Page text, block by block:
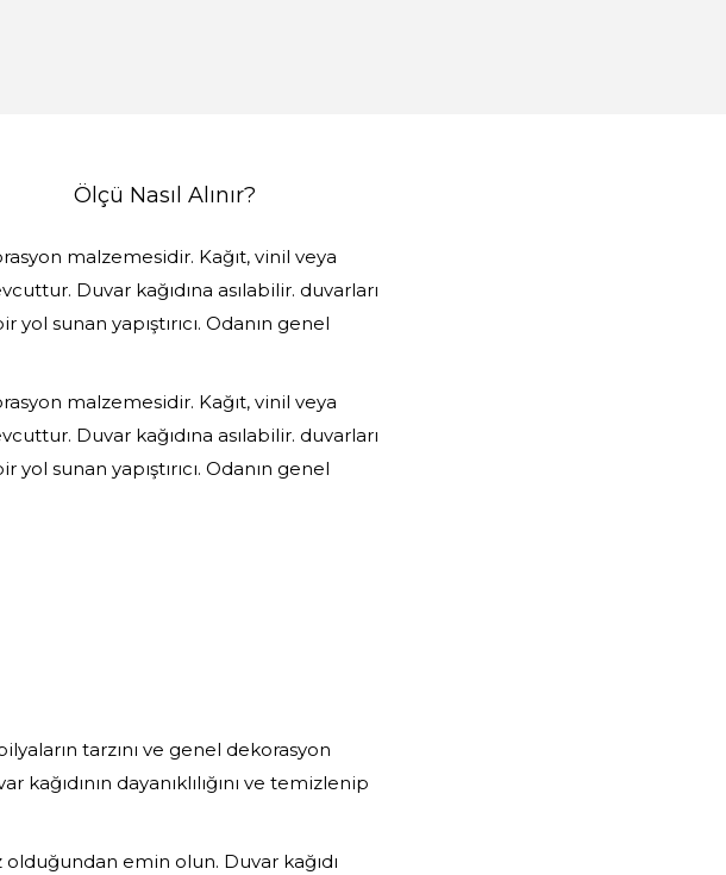
Ölçü Nasıl Alınır?
malzemesidir. Kağıt, vinil veya
Duvar kağıdına asılabilir. duvarları
sunan yapıştırıcı. Odanın genel
malzemesidir. Kağıt, vinil veya
Duvar kağıdına asılabilir. duvarları
sunan yapıştırıcı. Odanın genel
tarzını ve genel dekorasyon
dayanıklılığını ve temizlenip
emin olun. Duvar kağıdı